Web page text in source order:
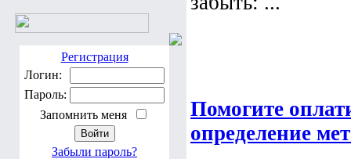
Регистрация
Логин:
Пароль:
Запомнить меня
Забыли пароль?
Помогите
определение